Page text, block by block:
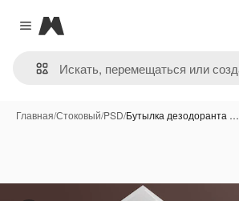
Close menu
Magnific
Главная/Стоковый/PSD/Бутылка дезодоранта …